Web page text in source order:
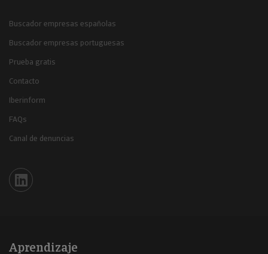
Buscador empresas españolas
Buscador empresas portuguesas
Prueba gratis
Contacto
Iberinform
FAQs
Canal de denuncias
Iberinform en Linkedin
Aprendizaje